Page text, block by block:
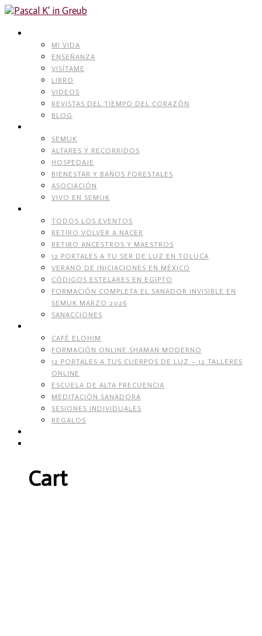
Skip
content
MI VIDA
ENSEÑANZA
VISÍTAME
LIBRO
VIDEOS
REVISTAS DEL TIEMPO DEL CORAZÓN
BLOG
SEMUK
ALTARES Y RECORRIDOS
HOSPEDAJE
BIENESTAR Y BAÑOS FORESTALES
ASOCIACIÓN
VIVO EN SEMUK
TODOS LOS EVENTOS
RETIRO VOLVER A NACER
RETIRO ANCESTROS Y MAESTROS
12 PORTALES A TU SER DE LUZ EN TOLUCA
VERANO DE INICIACIONES EN MÉXICO
CÓDIGOS ESTELARES EN EGIPTO
FORMACIÓN COMPLETA EL SANADOR INVISIBLE EN
SEMUK MARZO 2026
SANACCIONES
CAFÉ ELOHIM
FORMACIÓN ONLINE SHAMAN MODERNO
12 PORTALES A TUS CUERPOS DE LUZ – 12 TALLERES
ONLINE
ESCUELA DE ALTA FRECUENCIA
MEDITACIÓN SANADORA
SESIONES INDIVIDUALES
REGALOS
Cart